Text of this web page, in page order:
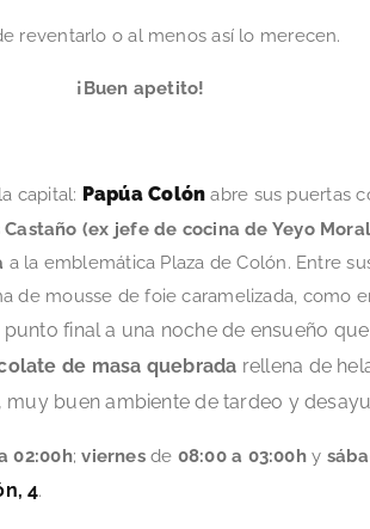
reventarlo o al menos así lo merecen.
¡Buen apetito!
capital: Papúa Colón abre sus puertas
(ex jefe de cocina de Yeyo
a la emblemática Plaza de Colón. Entre
de mousse de foie caramelizada, como
punto final a una noche de ensueño
de masa quebrada rellena de
buen ambiente de tardeo y
02:00h;viernesde 08:00 a 03:00hy
4.